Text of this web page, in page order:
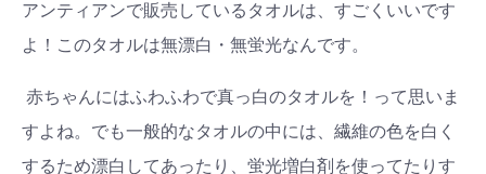
アンティアンで販売しているタオルは、すごくいいです
よ！このタオルは無漂白・無蛍光なんです。
赤ちゃんにはふわふわで真っ白のタオルを！って思いま
すよね。でも一般的なタオルの中には、繊維の色を白く
するため漂白してあったり、蛍光増白剤を使ってたりす